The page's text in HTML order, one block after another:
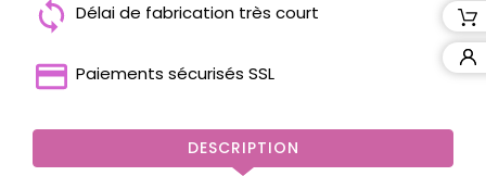
Délai de fabrication très court
Paiements sécurisés SSL
DESCRIPTION